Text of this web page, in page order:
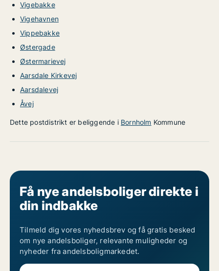
Vigebakke
Vigehavnen
Vippebakke
Østergade
Østermarievej
Aarsdale Kirkevej
Aarsdalevej
Åvej
Dette postdistrikt er beliggende i Bornholm Kommune
Få nye andelsboliger direkte i
din indbakke
Tilmeld dig vores nyhedsbrev og få gratis besked
om nye andelsboliger, relevante muligheder og
nyheder fra andelsboligmarkedet.